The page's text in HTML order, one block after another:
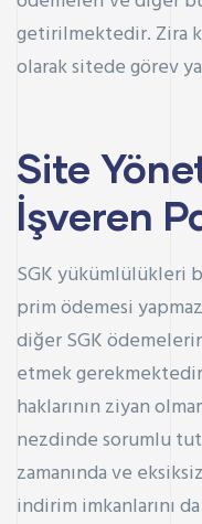
getirilmektedir. Zira
olarak sitede görev
Site
İşveren
SGK yükümlülükleri
prim ödemesi
diğer SGK
etmek
haklarının ziyan
nezdinde sorumlu
zamanında ve
indirim imkanlarını